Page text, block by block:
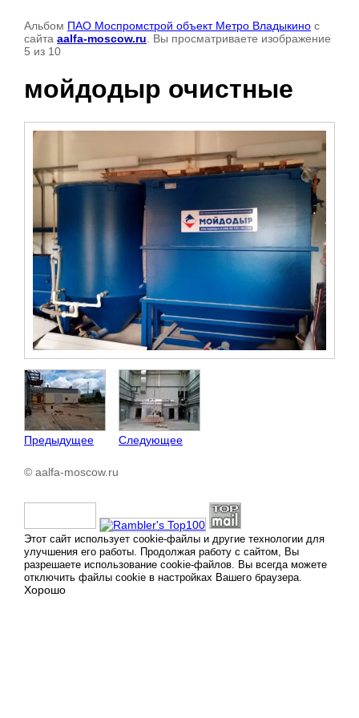
Альбом ПАО Моспромстрой объект Метро Владыкино с
сайта aalfa-moscow.ru . Вы просматриваете изображение
5 из 10
мойдодыр очистные
Предыдущее Следующее
© aalfa-moscow.ru
Этот сайт использует cookie-файлы и другие технологии для
улучшения его работы. Продолжая работу с сайтом, Вы
разрешаете использование cookie-файлов. Вы всегда можете
отключить файлы cookie в настройках Вашего браузера.
Хорошо